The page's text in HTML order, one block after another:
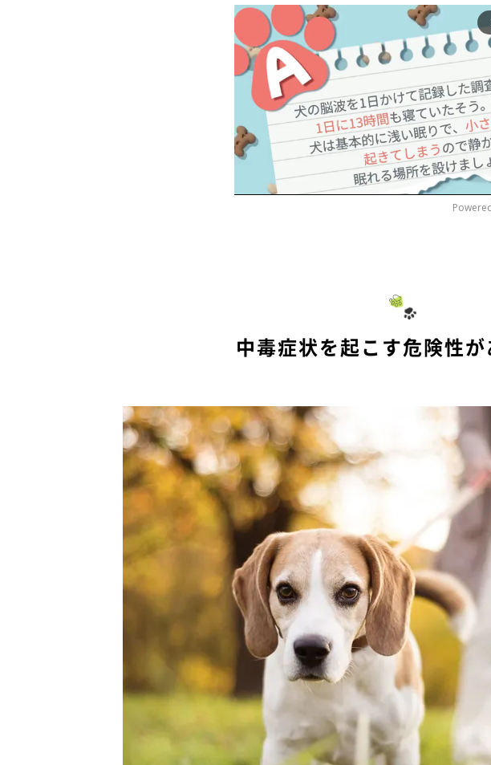
中毒症状を起こす危険性